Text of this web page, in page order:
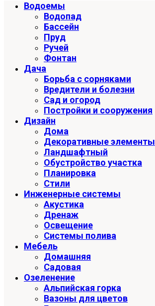
Водоемы
Водопад
Бассейн
Пруд
Ручей
Фонтан
Дача
Борьба с сорняками
Вредители и болезни
Сад и огород
Постройки и сооружения
Дизайн
Дома
Декоративные элементы
Ландшафтный
Обустройство участка
Планировка
Стили
Инженерные системы
Акустика
Дренаж
Освещение
Системы полива
Мебель
Домашняя
Садовая
Озеленение
Альпийская горка
Вазоны для цветов